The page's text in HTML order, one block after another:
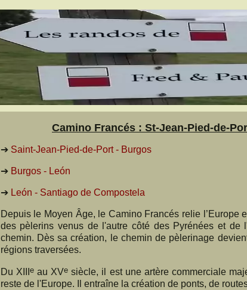
Camino Francés : St-Jean-Pied-de-
➔ Saint-Jean-Pied-de-Port - Burgos
➔ Burgos - León
➔ León - Santiago de Compostela
Depuis le Moyen Âge, le Camino Francés relie l’Europe
des pèlerins venus de l'autre côté des Pyrénées et de
chemin. Dès sa création, le chemin de pèlerinage
régions traversées.
Du XIII eau XVe siècle, il est une artère commerciale
reste de l'Europe. Il entraîne la création de ponts, de